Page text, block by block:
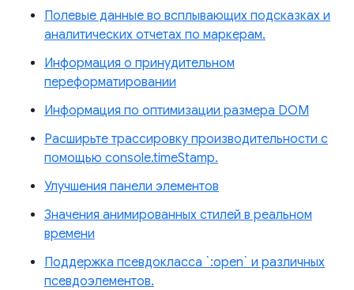
Полевые данные во всплывающих подсказках и
аналитических отчетах по маркерам.
Информация о принудительном
переформатировании
Информация по оптимизации размера DOM
Расширьте трассировку производительности с
помощью console.timeStamp.
Улучшения панели элементов
Значения анимированных стилей в реальном
времени
Поддержка псевдокласса `:open` и различных
псевдоэлементов.